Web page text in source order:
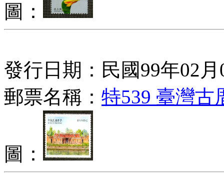
圖：
發行日期：民國99年02月
郵票名稱： 特539 臺灣古
圖：